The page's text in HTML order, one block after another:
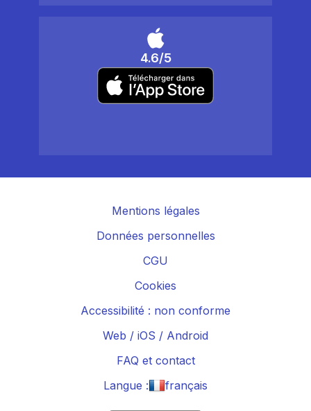
4.6/5
Mentions légales
Données personnelles
CGU
Cookies
Accessibilité : non conforme
Web / iOS / Android
FAQ et contact
Langue :
français